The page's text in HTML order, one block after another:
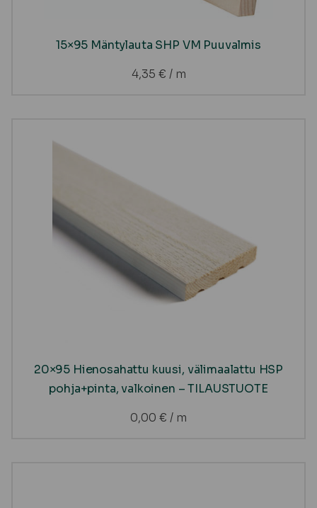
15×95 Mäntylauta SHP VM Puuvalmis
4,35 € / m
20×95 Hienosahattu kuusi, välimaalattu HSP
pohja+pinta, valkoinen – TILAUSTUOTE
0,00 € / m